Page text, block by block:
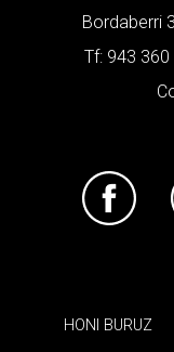
Bordaberri
Tf: 943
HONI BURUZ